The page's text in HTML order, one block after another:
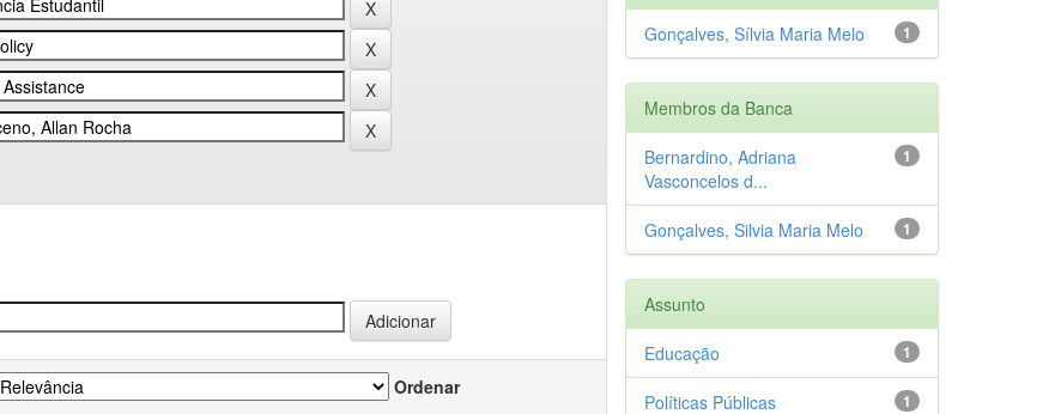
Ordenar
1
Gonçalves, Sílvia Maria Melo
Membros da Banca
1
Bernardino, Adriana
Vasconcelos d...
1
Gonçalves, Silvia Maria Melo
Assunto
1
Educação
1
Políticas Públicas